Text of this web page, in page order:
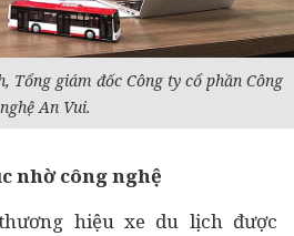
Tổng giám đốc Công ty cổ phần Công
nghệ An Vui.
nhờ công nghệ
hiệu xe du lịch được